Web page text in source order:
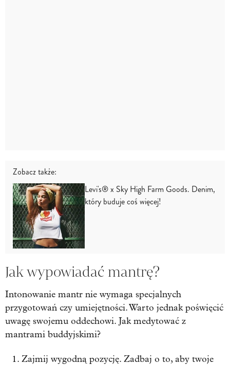
Zobacz także:
Levi's® x Sky High Farm Goods. Denim,
który buduje coś więcej!
Jak wypowiadać mantrę?
Intonowanie mantr nie wymaga specjalnych
przygotowań czy umiejętności. Warto jednak poświęcić
uwagę swojemu oddechowi. Jak medytować z
mantrami buddyjskimi?
Zajmij wygodną pozycję. Zadbaj o to, aby twoje